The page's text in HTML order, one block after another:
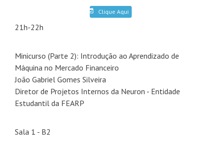
Clique Aqui
21h-22h
Minicurso (Parte 2): Introdução ao Aprendizado de
Máquina no Mercado Financeiro
João Gabriel Gomes Silveira
Diretor de Projetos Internos da Neuron - Entidade
Estudantil da FEARP
Sala 1 - B2